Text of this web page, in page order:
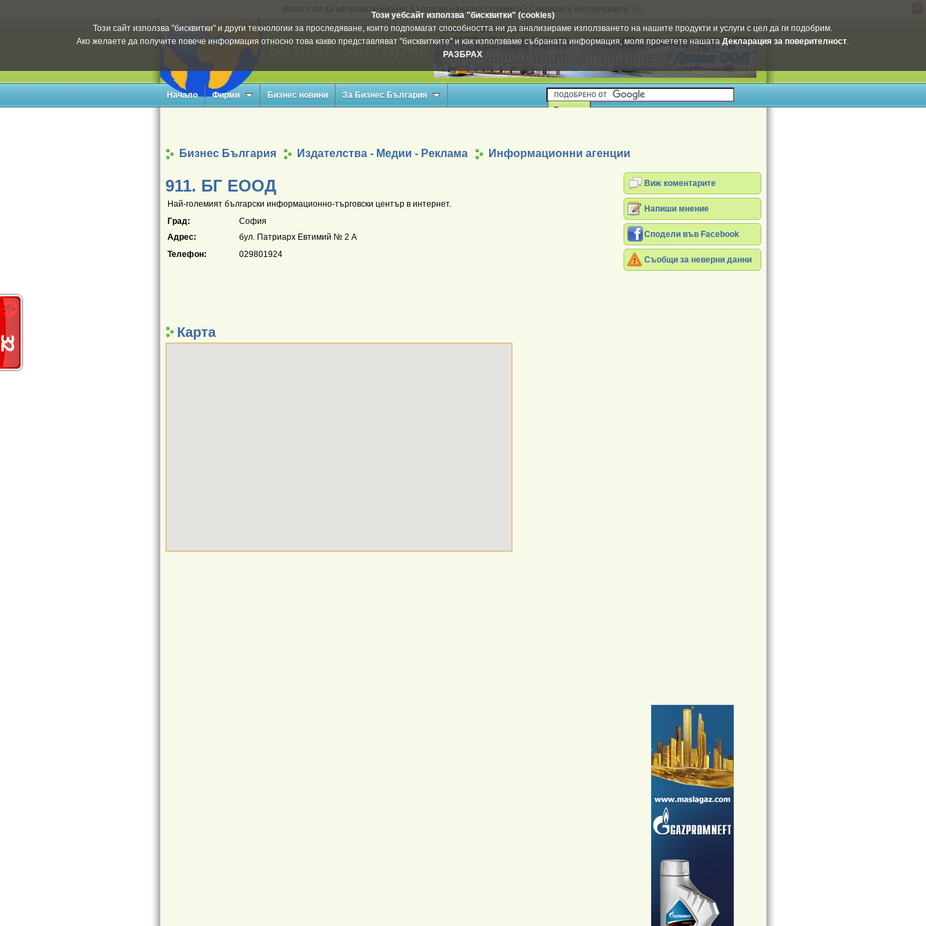
Искате ли да направите Бизнес България начална страница? Следвайте инструкциите
Този уебсайт използва "бисквитки" (cookies)
Този сайт използва "бисквитки" и други технологии за проследяване, които подпомагат способността ни да анализираме използването на нашите продукти и услуги с цел да ги подобрим.
Ако желаете да получите повече информация относно това какво представляват "бисквитките" и как използваме събраната информация, моля прочетете нашатаДекларация за поверителност.
РАЗБРАХ
Select Language ▼
Вашата реклама тук
Начало Фирми Бизнес новини За Бизнес България
Бизнес България Издателства - Медии - Реклама Информационни агенции
911. БГ ЕООД
Най-големият български информационно-търговски център в интернет.
Град:
София
Адрес:
бул. Патриарх Евтимий № 2 А
Телефон:
029801924
Карта
Виж коментарите
Напиши мнение
Сподели във Facebook
Съобщи за неверни данни